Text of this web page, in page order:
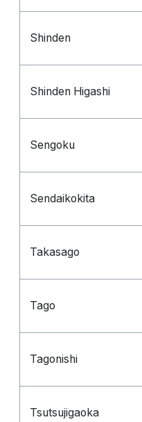
Shinden
Shinden Higashi
Sengoku
Sendaikokita
Takasago
Tago
Tagonishi
Tsutsujigaoka